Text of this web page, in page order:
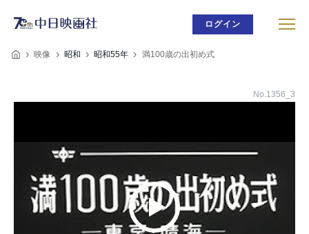
ログイン
映像 昭和 昭和55年 満100歳の出初め式
No.1356_3